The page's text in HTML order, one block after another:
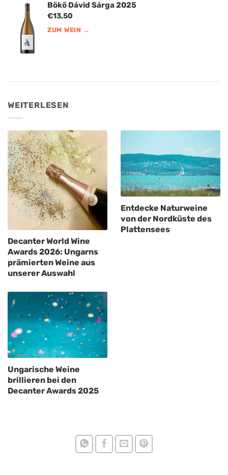
Bökő Dávid Sárga 2025
€13,50
ZUM WEIN →
WEITERLESEN
Decanter World Wine
Awards 2026: Ungarns
prämierten Weine aus
unserer Auswahl
Entdecke Naturweine
von der Nordküste des
Plattensees
Ungarische Weine
brillieren bei den
Decanter Awards 2025